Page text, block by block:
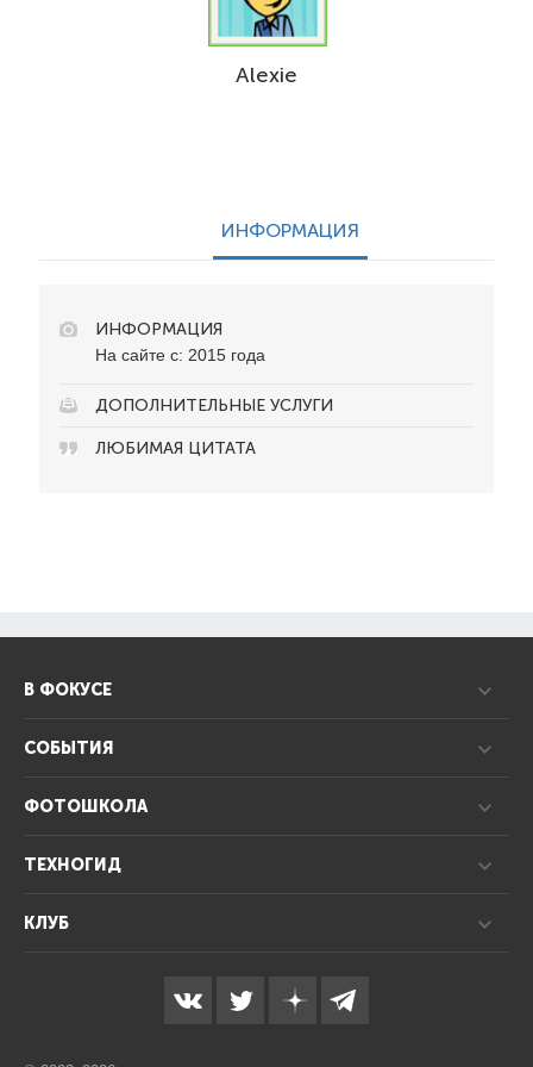
Alexie
ИНФОРМАЦИЯ
ИНФОРМАЦИЯ
На сайте с: 2015 года
ДОПОЛНИТЕЛЬНЫЕ УСЛУГИ
ЛЮБИМАЯ ЦИТАТА
В ФОКУСЕ
СОБЫТИЯ
ФОТОШКОЛА
ТЕХНОГИД
КЛУБ